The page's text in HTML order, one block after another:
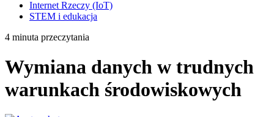
Internet Rzeczy (IoT)
STEM i edukacja
4 minuta przeczytania
Wymiana danych w trudnych
warunkach środowiskowych